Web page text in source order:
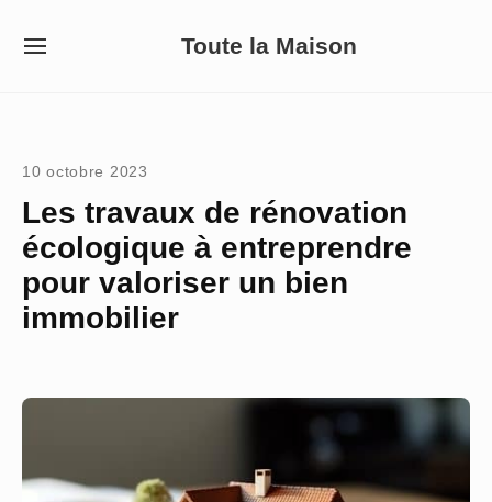
Toute la Maison
SITE
10 octobre 2023
Les travaux de rénovation
écologique à entreprendre
pour valoriser un bien
immobilier